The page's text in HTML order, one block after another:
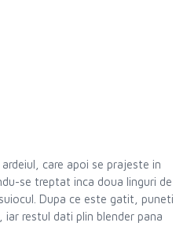
care apoi se prajeste in
se treptat inca doua linguri de
Dupa ce este gatit, puneti
restul dati plin blender pana